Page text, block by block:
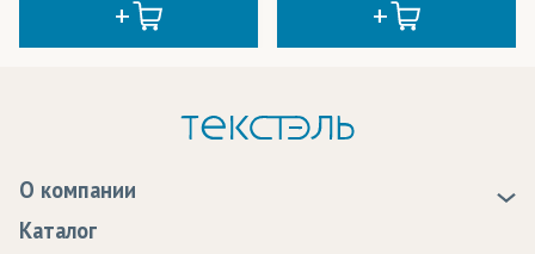
О компании
Каталог